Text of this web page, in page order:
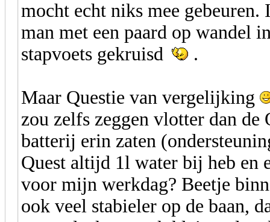
mocht echt niks mee
man met een paard op wandel
stapvoets gekruisd
.
Maar Questie van vergelijking
zou zelfs zeggen vlotter dan de
batterij erin zaten
Quest altijd 1l water bij heb en
voor mijn werkdag? Beetje
ook veel stabieler op de baan,